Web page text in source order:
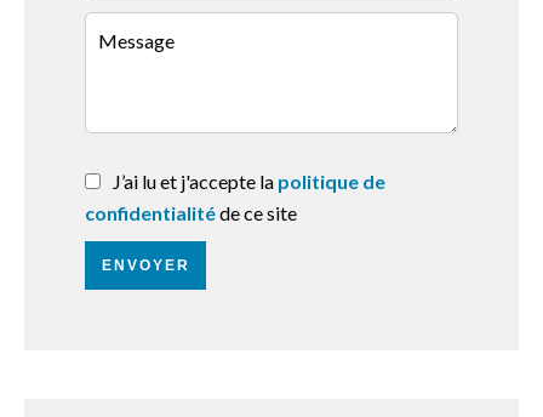
J’ai lu et j'accepte la politique de
confidentialitéde ce site
ENVOYER